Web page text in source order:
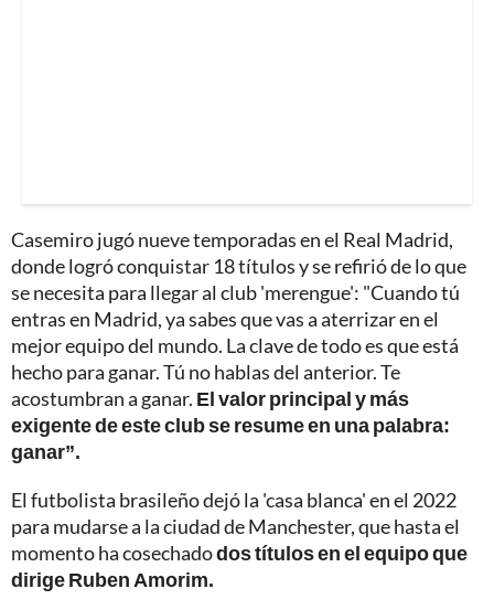
Casemiro jugó nueve temporadas en el Real Madrid,
donde logró conquistar 18 títulos y se refirió de lo que
se necesita para llegar al club 'merengue': "Cuando tú
entras en Madrid, ya sabes que vas a aterrizar en el
mejor equipo del mundo. La clave de todo es que está
hecho para ganar. Tú no hablas del anterior. Te
acostumbran a ganar. El valor principal y más
exigente de este club se resume en una palabra:
ganar”.
El futbolista brasileño dejó la 'casa blanca' en el 2022
para mudarse a la ciudad de Manchester, que hasta el
momento ha cosechadodos títulos en el equipo que
dirige Ruben Amorim.